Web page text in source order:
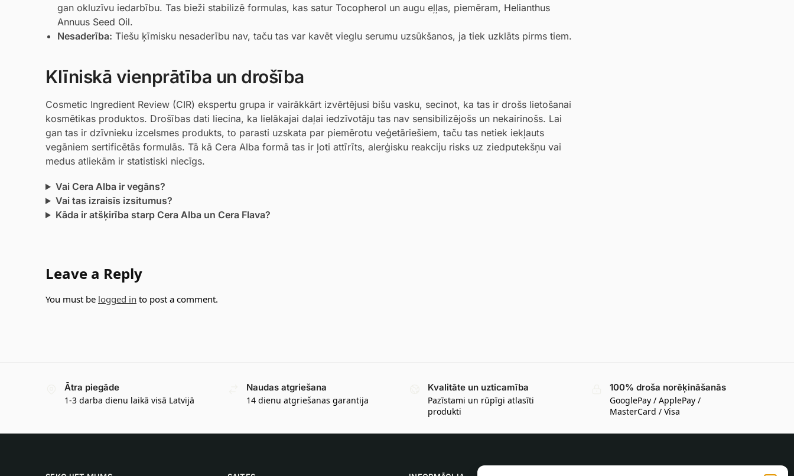
gan okluzīvu iedarbību. Tas bieži stabilizē formulas, kas satur Tocopherol un augu eļļas, piemēram, Helianthus
Annuus Seed Oil.
Nesaderība: Tiešu ķīmisku nesaderību nav, taču tas var kavēt vieglu serumu uzsūkšanos, ja tiek uzklāts pirms tiem.
Klīniskā vienprātība un drošība
Cosmetic Ingredient Review (CIR) ekspertu grupa ir vairākkārt izvērtējusi bišu vasku, secinot, ka tas ir drošs lietošanai
kosmētikas produktos. Drošības dati liecina, ka lielākajai daļai iedzīvotāju tas nav sensibilizējošs un nekairinošs. Lai
gan tas ir dzīvnieku izcelsmes produkts, to parasti uzskata par piemērotu veģetāriešiem, taču tas netiek iekļauts
vegāniem sertificētās formulās. Tā kā Cera Alba formā tas ir ļoti attīrīts, alerģisku reakciju risks uz ziedputekšņu vai
medus atliekām ir statistiski niecīgs.
Vai Cera Alba ir vegāns?
Vai tas izraisīs izsitumus?
Kāda ir atšķirība starp Cera Alba un Cera Flava?
Leave a Reply
You must be logged in to post a comment.
Ātra piegāde
1-3 darba dienu laikā visā Latvijā
Naudas atgriešana
14 dienu atgriešanas garantija
Kvalitāte un uzticamība
Pazīstami un rūpīgi atlasīti
produkti
100% droša norēķināšanās
GooglePay / ApplePay /
MasterCard / Visa